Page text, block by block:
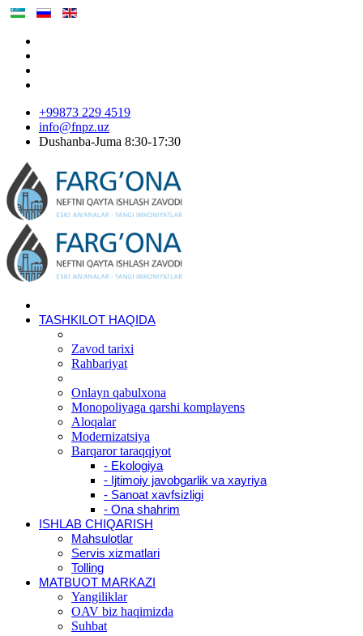
+99873 229 4519
info@fnpz.uz
Dushanba-Juma 8:30-17:30
TASHKILOT HAQIDA
Zavod tarixi
Rahbariyat
Onlayn qabulxona
Monopoliyaga qarshi komplayens
Aloqalar
Modernizatsiya
Barqaror taraqqiyot
- Ekologiya
- Ijtimoiy javobgarlik va xayriya
- Sanoat xavfsizligi
- Ona shahrim
ISHLAB CHIQARISH
Mahsulotlar
Servis xizmatlari
Tolling
MATBUOT MARKAZI
Yangiliklar
OAV biz haqimizda
Suhbat